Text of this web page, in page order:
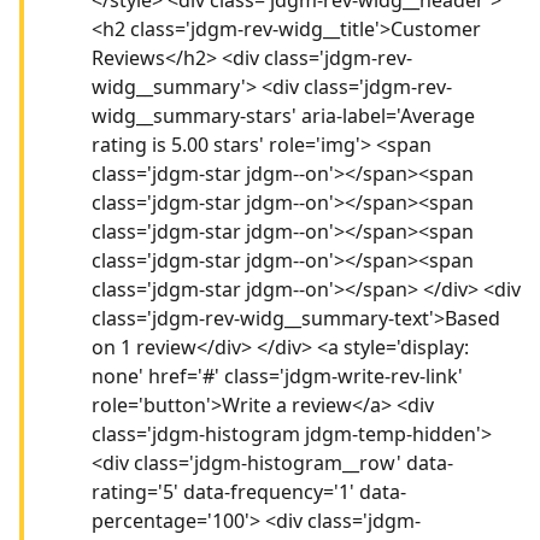
<h2 class='jdgm-rev-widg__title'>Customer
Reviews</h2> <div class='jdgm-rev-
widg__summary'> <div class='jdgm-rev-
widg__summary-stars' aria-label='Average
rating is 5.00 stars' role='img'> <span
class='jdgm-star jdgm--on'></span><span
class='jdgm-star jdgm--on'></span><span
class='jdgm-star jdgm--on'></span><span
class='jdgm-star jdgm--on'></span><span
class='jdgm-star jdgm--on'></span> </div> <div
class='jdgm-rev-widg__summary-text'>Based
on 1 review</div> </div> <a style='display:
none' href='#' class='jdgm-write-rev-link'
role='button'>Write a review</a> <div
class='jdgm-histogram jdgm-temp-hidden'>
<div class='jdgm-histogram__row' data-
rating='5' data-frequency='1' data-
percentage='100'> <div class='jdgm-